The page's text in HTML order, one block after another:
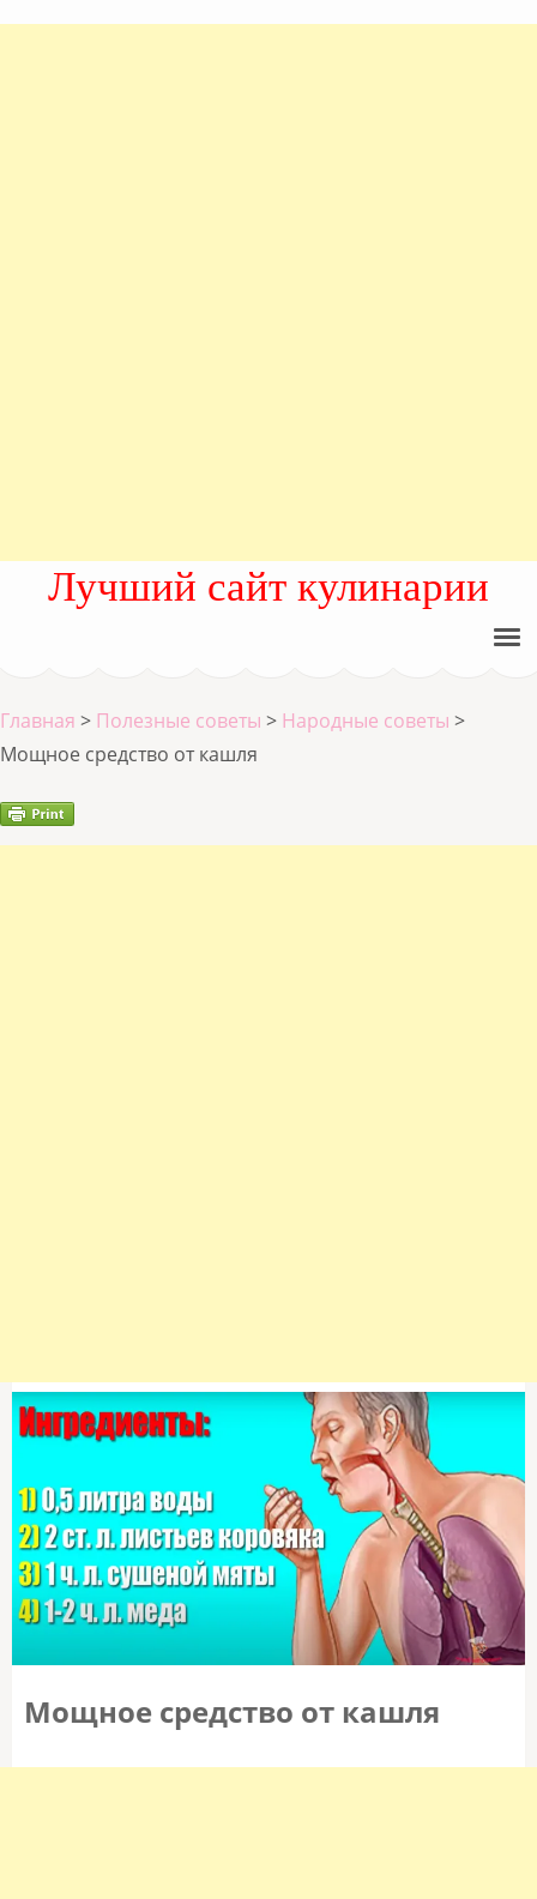
Лучший сайт кулинарии
Главная > Полезные советы > Народные советы >
Мощное средство от кашля
Мощное средство от кашля